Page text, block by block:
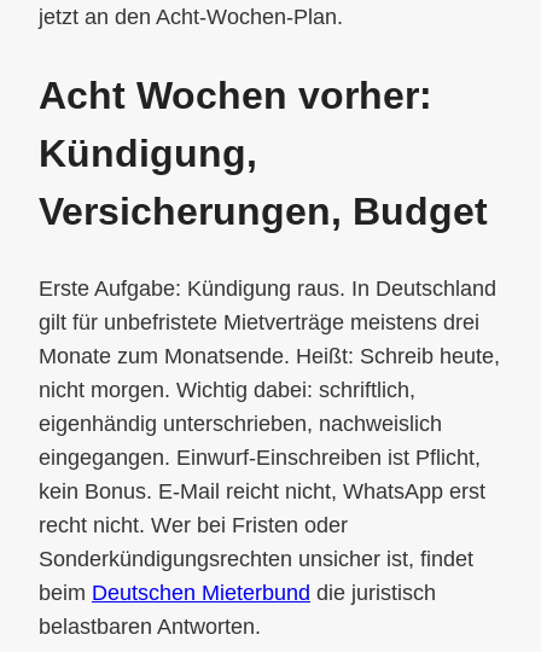
jetzt an den Acht-Wochen-Plan.
Acht Wochen vorher:
Kündigung,
Versicherungen, Budget
Erste Aufgabe: Kündigung raus. In Deutschland
gilt für unbefristete Mietverträge meistens drei
Monate zum Monatsende. Heißt: Schreib heute,
nicht morgen. Wichtig dabei: schriftlich,
eigenhändig unterschrieben, nachweislich
eingegangen. Einwurf-Einschreiben ist Pflicht,
kein Bonus. E-Mail reicht nicht, WhatsApp erst
recht nicht. Wer bei Fristen oder
Sonderkündigungsrechten unsicher ist, findet
beim Deutschen Mieterbund die juristisch
belastbaren Antworten.